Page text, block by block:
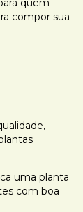
quem
compor sua
uma planta
com boa